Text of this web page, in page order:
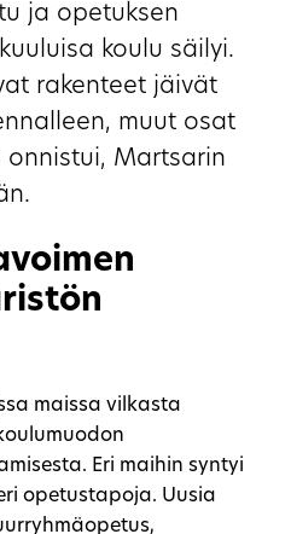
ja opetuksen
koulu säilyi.
rakenteet jäivät
muut osat
onnistui, Martsarin
maissa vilkasta
Eri maihin syntyi
opetustapoja. Uusia